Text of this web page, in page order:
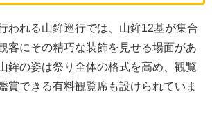
われる山鉾巡行では、山鉾12基が集合
客にその精巧な装飾を見せる場面があ
鉾の姿は祭り全体の格式を高め、観覧
賞できる有料観覧席も設けられていま